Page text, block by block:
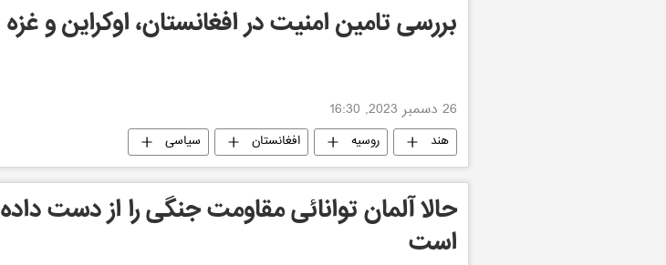
بررسی تامین امنیت در افغانستان، اوکراین و غزه
26 دسمبر 2023, 16:30
هند روسیه افغانستان سیاسی
حالا آلمان توانائی مقاومت جنگی را از دست داده
است